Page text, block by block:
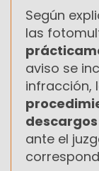
Según
las
aviso se
infracción,
descargos
ante el